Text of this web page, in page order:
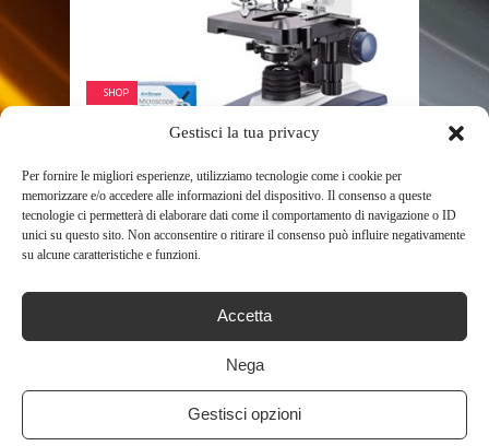
Gestisci la tua privacy
Per fornire le migliori esperienze, utilizziamo tecnologie come i cookie per
memorizzare e/o accedere alle informazioni del dispositivo. Il consenso a queste
tecnologie ci permetterà di elaborare dati come il comportamento di navigazione o ID
unici su questo sito. Non acconsentire o ritirare il consenso può influire negativamente
su alcune caratteristiche e funzioni.
Accetta
Nega
Gestisci opzioni
SHOP
MICROSCOPIO COMPOSTO
BINOCULARE A LED CON 3D ...
649